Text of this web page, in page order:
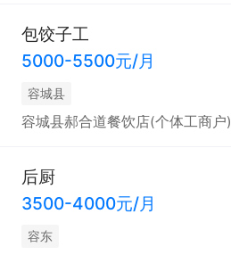
包饺子工
5000-5500元/月
容城县
容城县郝合道餐饮店(个体工商户)
后厨
3500-4000元/月
容东